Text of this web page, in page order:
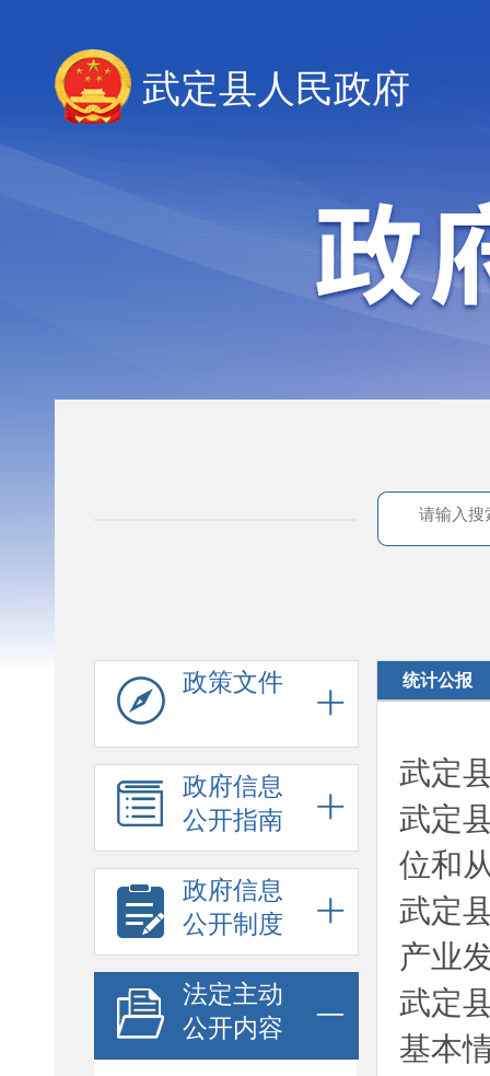
武定县人民政府
政策文件
政府信息
公开指南
政府信息
公开制度
法定主动
公开内容
统计公报
武定
武定
位和
武定
产业
武定
基本